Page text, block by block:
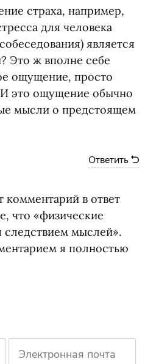
страха, например,
для человека
является
Это ж вполне себе
ощущение, просто
И это ощущение обычно
мысли о предстоящем
Ответить
комментарий в ответ
что «физические
мыслей».
я полностью